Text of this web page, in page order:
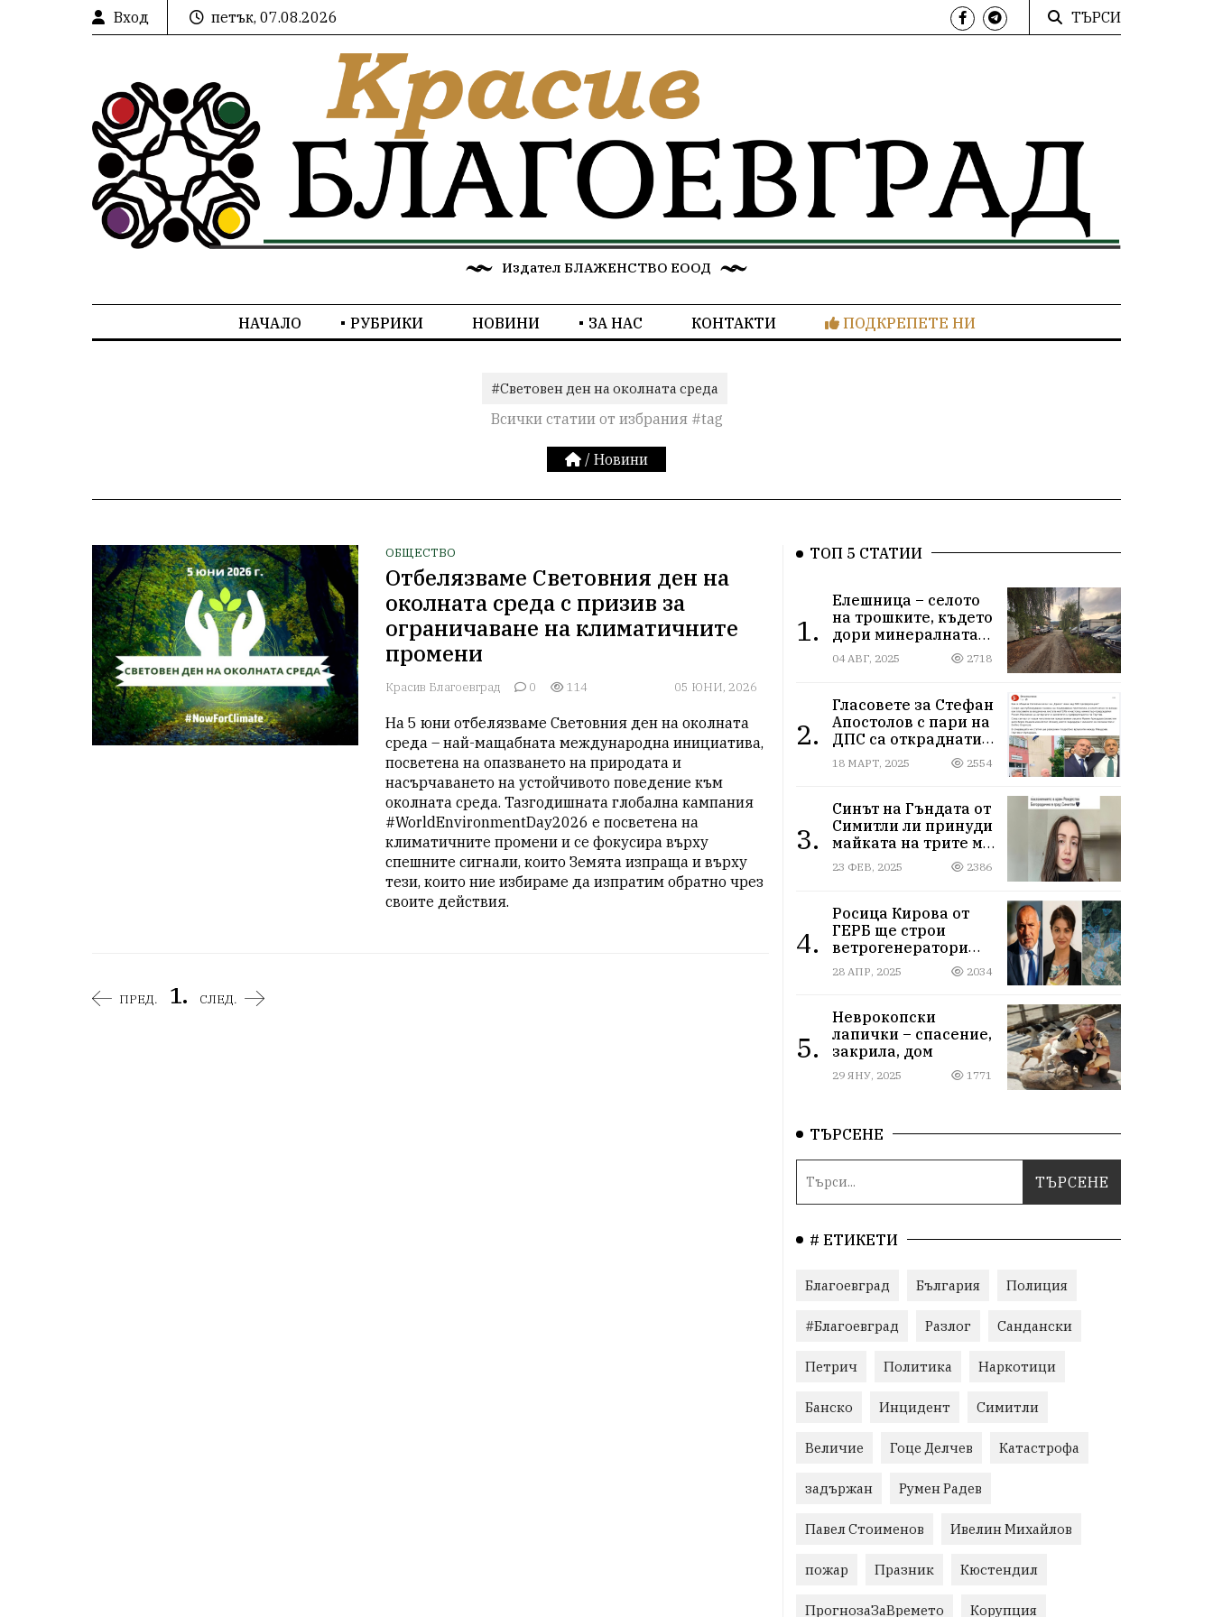
Вход петък, 07.08.2026 ТЪРСИ
Издател БЛАЖЕНСТВО ЕООД
НАЧАЛО РУБРИКИ НОВИНИ ЗА НАС КОНТАКТИ ПОДКРЕПЕТЕ НИ
#Световен ден на околната среда
Всички статии от избрания #tag
/ Новини
ОБЩЕСТВО
Отбелязваме Световния ден на
околната среда с призив за
ограничаване на климатичните
промени
Красив Благоевград 0 114 05 ЮНИ, 2026
На 5 юни отбелязваме Световния ден на околната
среда – най-мащабната международна инициатива,
посветена на опазването на природата и
насърчаването на устойчивото поведение към
околната среда. Тазгодишната глобална кампания
#WorldEnvironmentDay2026 е посветена на
климатичните промени и се фокусира върху
спешните сигнали, които Земята изпраща и върху
тези, които ние избираме да изпратим обратно чрез
своите действия.
ПРЕД. 1. СЛЕД.
ТОП 5 СТАТИИ
1.
Елешница – селото
на трошките, където
дори минералната
вода не може да
измие срама
04 АВГ, 2025 2718
2.
Гласовете за Стефан
Апостолов с пари на
ДПС са откраднати
от Иван Герчев,
медия бухалка го
18 МАРТ, 2025 2554
3.
Синът на Гъндата от
Симитли ли принуди
майката на трите му
деца да се самоубие?
Къде са
23 ФЕВ, 2025 2386
4.
Росица Кирова от
ГЕРБ ще строи
ветрогенератори
върху пасища в
Осоговската планина
28 АПР, 2025 2034
5.
Неврокопски
лапички – спасение,
закрила, дом
29 ЯНУ, 2025 1771
ТЪРСЕНЕ
# ЕТИКЕТИ
Благоевград България Полиция
#Благоевград Разлог Сандански
Петрич Политика Наркотици
Банско Инцидент Симитли
Величие Гоце Делчев Катастрофа
задържан Румен Радев
Павел Стоименов Ивелин Михайлов
пожар Празник Кюстендил
ПрогнозаЗаВремето Корупция